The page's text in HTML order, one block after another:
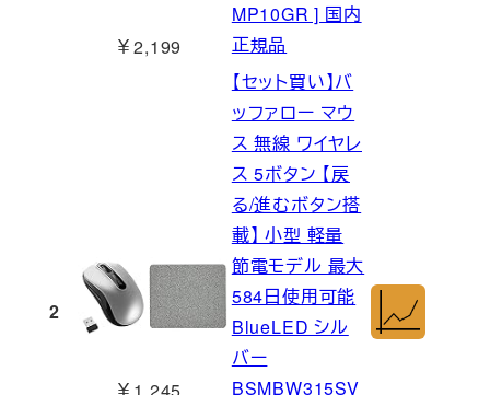
￥2,199
MP10GR ] 国内
正規品
2
【セット買い】バ
ッファロー マウ
ス 無線 ワイヤレ
ス 5ボタン 【戻
る/進むボタン搭
載】 小型 軽量
節電モデル 最大
584日使用可能
BlueLED シル
バー
BSMBW315SV